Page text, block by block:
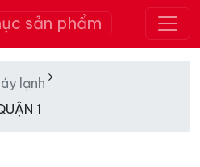
sản phẩm
lạnh
1